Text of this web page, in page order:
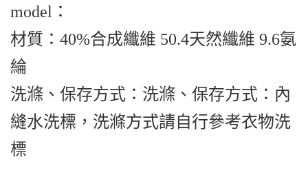
model：
材質：40%合成纖維 50.4天然纖維 9.6氨
綸
洗滌、保存方式：洗滌、保存方式：內
縫水洗標，洗滌方式請自行參考衣物洗
標